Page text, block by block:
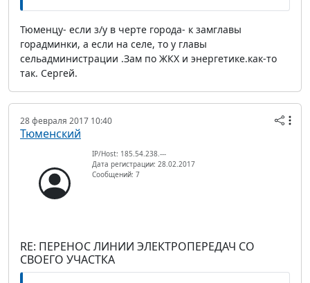
Тюменцу- если з/у в черте города- к замглавы
горадминки, а если на селе, то у главы
сельадминистрации .Зам по ЖКХ и энергетике.как-то
так. Сергей.
28 февраля 2017 10:40
Тюменский
IP/Host: 185.54.238.---
Дата регистрации: 28.02.2017
Сообщений: 7
RE: ПЕРЕНОС ЛИНИИ ЭЛЕКТРОПЕРЕДАЧ СО
СВОЕГО УЧАСТКА